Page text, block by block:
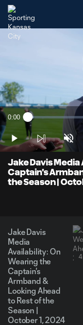
Current
0:00 Loaded:
3.72%
Play
Jake Davis
Captain's
the Season |
Jake Davis
Media
Availability: On
Wearing the
Captain's
Armband &
Looking Ahead
to Rest of the
Season |
October 1, 2024